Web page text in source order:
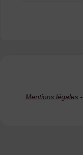
Mentions légales-